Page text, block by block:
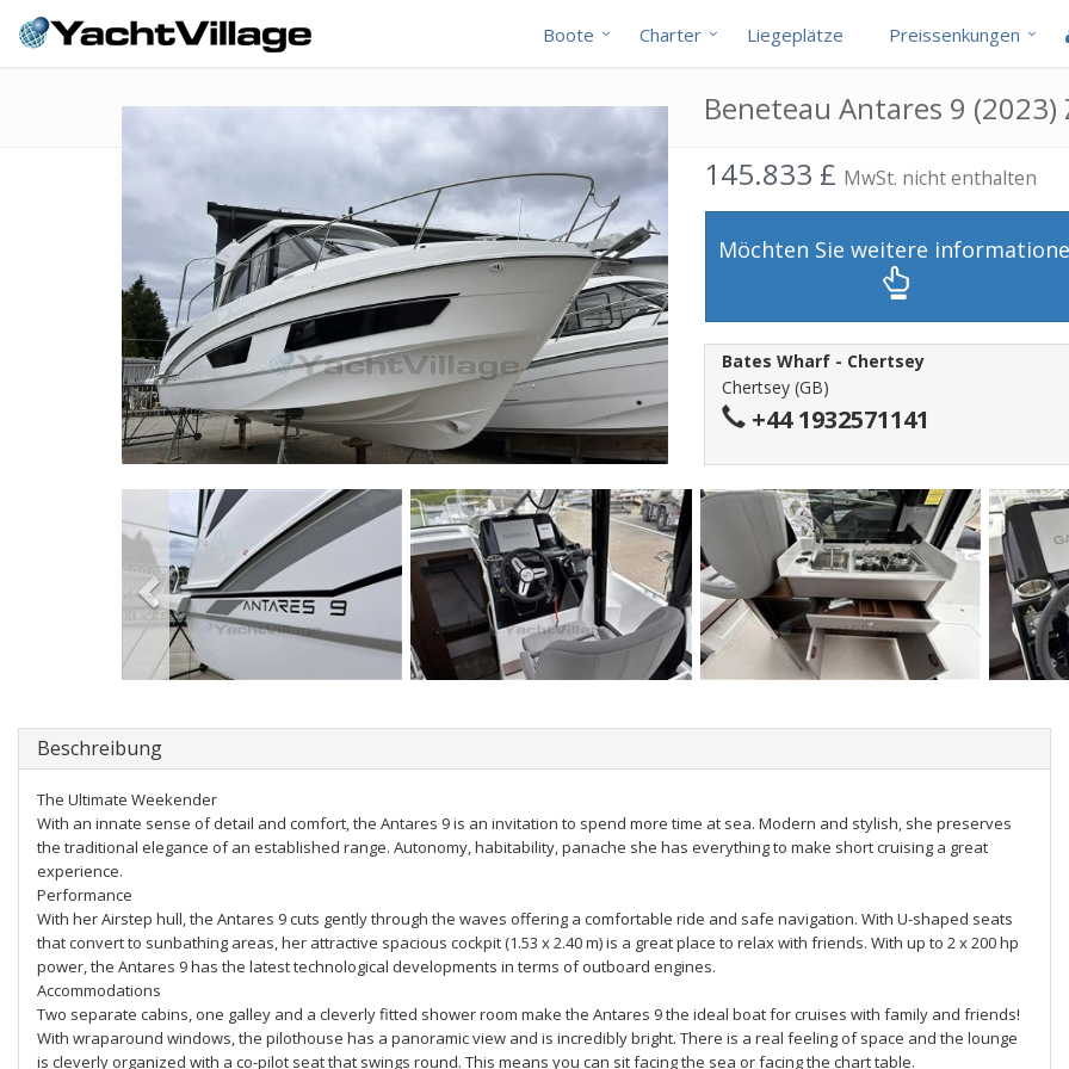
Boote Charter Liegeplätze Preissenkungen
Beneteau Antares 9
145.833 £ MwSt. nicht enthalten
Möchten Sie weitere
Bates Wharf - Chertsey
Chertsey (GB)
+44 1932571141
Beschreibung
The Ultimate Weekender
With an innate sense of detail and comfort, the Antares 9 is an invitation to spend more time at sea. Modern and stylish, she preserves
the traditional elegance of an established range. Autonomy, habitability, panache she has everything to make short cruising a great
experience.
Performance
With her Airstep hull, the Antares 9 cuts gently through the waves offering a comfortable ride and safe navigation. With U-shaped seats
that convert to sunbathing areas, her attractive spacious cockpit (1.53 x 2.40 m) is a great place to relax with friends. With up to 2 x 200 hp
power, the Antares 9 has the latest technological developments in terms of outboard engines.
Accommodations
Two separate cabins, one galley and a cleverly fitted shower room make the Antares 9 the ideal boat for cruises with family and friends!
With wraparound windows, the pilothouse has a panoramic view and is incredibly bright. There is a real feeling of space and the lounge
is cleverly organized with a co-pilot seat that swings round. This means you can sit facing the sea or facing the chart table.